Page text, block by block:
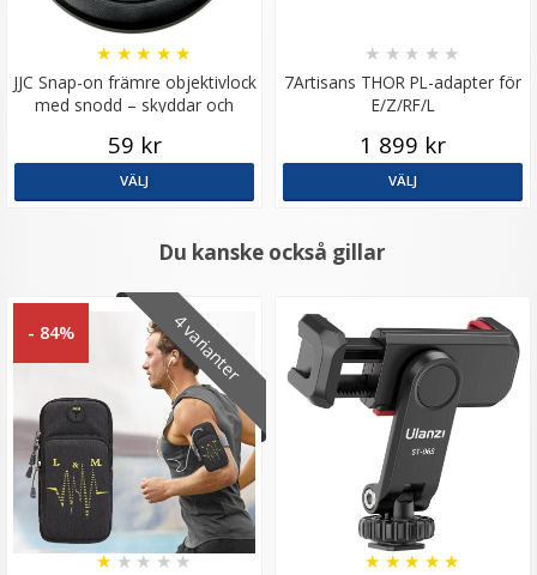
JJC Snap-on främre objektivlock
med snodd – skyddar och
★ ★ ★ ★ ★
59 kr
VÄLJ
7Artisans THOR PL-adapter för
E/Z/RF/L
★ ★ ★ ★ ★
1 899 kr
VÄLJ
Du kanske också gillar
4 varianter
- 84%
★★★★★ ★ ★ ★ ★ ★